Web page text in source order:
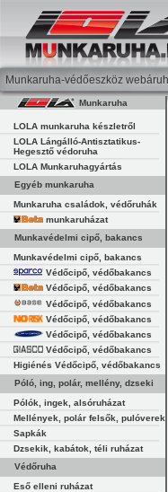
Munkaruha-védőeszköz
Munkaruha
LOLA munkaruha készletről
LOLA Lángálló-Antisztatikus-
Hegesztő védoruha
LOLA Munkaruhagyártás
Egyéb munkaruha
Munkaruha családok, védőruhák
munkaruházat
Munkavédelmi cipő, bakancs
Munkavédelmi cipő, bakancs
Védőcipő, védőbakancs
Védőcipő, védőbakancs
Védőcipő, védőbakancs
Védőcipő, védőbakancs
Védőcipő, védőbakancs
Védőcipő, védőbakancs
Higiénés Védőcipő, védőbakancs
Póló, ing, polár, mellény, dzseki
Pólók, ingek, alsóruházat
Mellények, polár felsők, pulóverek
Sapkák
Dzsekik, kabátok, téli ruházat
Védőruha
Eső elleni ruházat